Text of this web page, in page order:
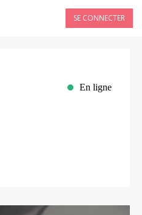
SE CONNECTER
En ligne